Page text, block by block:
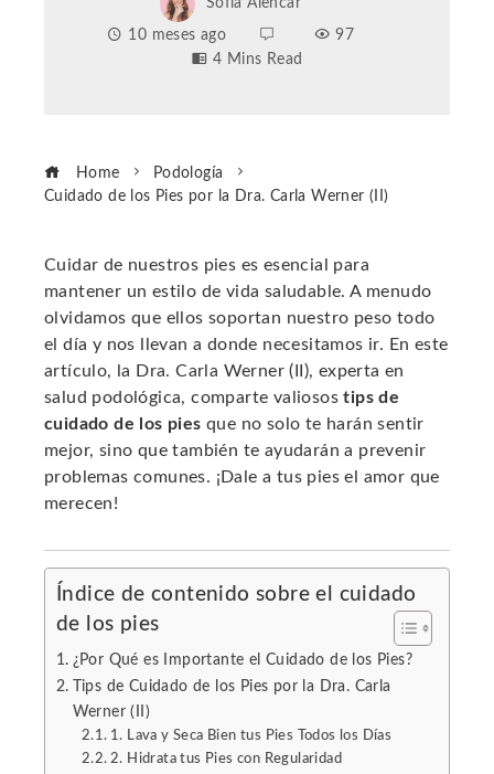
10 meses ago
97
4 Mins Read
Home
Podología
Cuidado de los Pies por la Dra. Carla Werner (II)
Cuidar de nuestros pies es esencial para
mantener un estilo de vida saludable. A menudo
olvidamos que ellos soportan nuestro peso todo
el día y nos llevan a donde necesitamos ir. En este
artículo, la Dra. Carla Werner (II), experta en
salud podológica, comparte valiosostips de
cuidado de los pies que no solo te harán sentir
mejor, sino que también te ayudarán a prevenir
problemas comunes. ¡Dale a tus pies el amor que
merecen!
Índice de contenido sobre el cuidado
de los pies
¿Por Qué es Importante el Cuidado de los Pies?
Tips de Cuidado de los Pies por la Dra. Carla
Werner (II)
1. Lava y Seca Bien tus Pies Todos los Días
2. Hidrata tus Pies con Regularidad